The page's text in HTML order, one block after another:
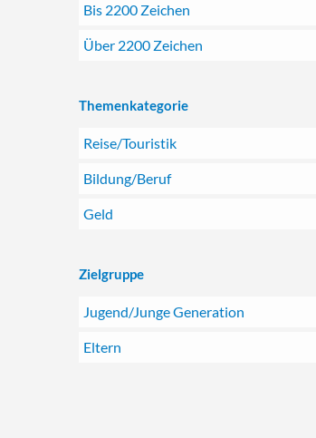
Bis 2200 Zeichen
Über 2200 Zeichen
Themenkategorie
Reise/Touristik
Bildung/Beruf
Geld
Zielgruppe
Jugend/Junge Generation
Eltern